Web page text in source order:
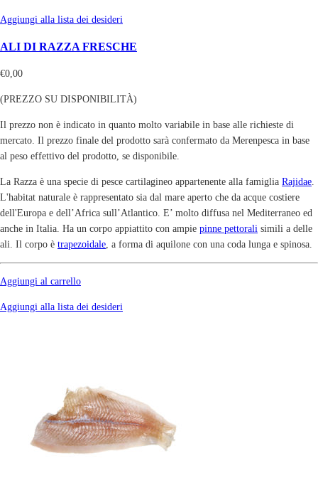
Aggiungi alla lista dei desideri
ALI DI RAZZA FRESCHE
€0,00
(PREZZO SU DISPONIBILITÀ)
Il prezzo non è indicato in quanto molto variabile in base alle richieste di
mercato. Il prezzo finale del prodotto sarà confermato da Merenpesca in base
al peso effettivo del prodotto, se disponibile.
La Razza è una specie di pesce cartilagineo appartenente alla famiglia Rajidae.
L'habitat naturale è rappresentato sia dal mare aperto che da acque costiere
dell'Europa e dell’Africa sull’Atlantico. E’ molto diffusa nel Mediterraneo ed
anche in Italia. Ha un corpo appiattito con ampie pinne pettorali simili a delle
ali. Il corpo è trapezoidale, a forma di aquilone con una coda lunga e spinosa.
Aggiungi al carrello
Aggiungi alla lista dei desideri